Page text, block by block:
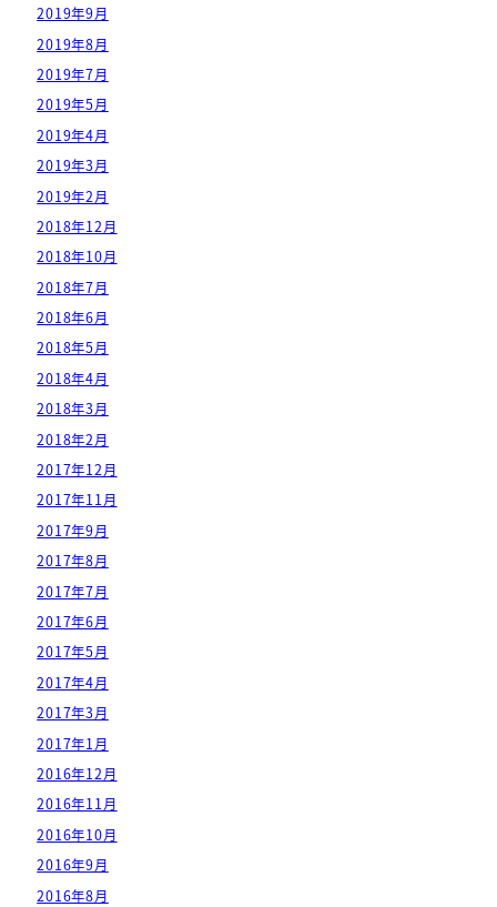
2019年9月
2019年8月
2019年7月
2019年5月
2019年4月
2019年3月
2019年2月
2018年12月
2018年10月
2018年7月
2018年6月
2018年5月
2018年4月
2018年3月
2018年2月
2017年12月
2017年11月
2017年9月
2017年8月
2017年7月
2017年6月
2017年5月
2017年4月
2017年3月
2017年1月
2016年12月
2016年11月
2016年10月
2016年9月
2016年8月